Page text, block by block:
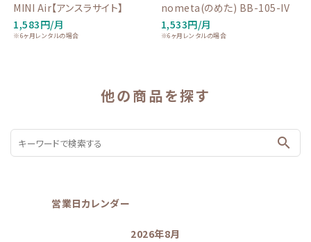
MINI Air【アンスラサイト】
1,583円/月
※6ヶ月レンタルの場合
nometa(のめた) BB-105-IV
1,533円/月
※6ヶ月レンタルの場合
他の商品を探す
search
営業日カレンダー
2026年8月